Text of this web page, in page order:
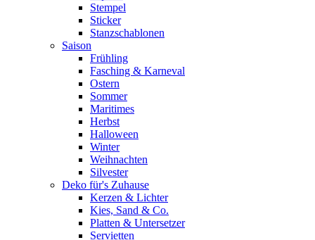
Stempel
Sticker
Stanzschablonen
Saison
Frühling
Fasching & Karneval
Ostern
Sommer
Maritimes
Herbst
Halloween
Winter
Weihnachten
Silvester
Deko für's Zuhause
Kerzen & Lichter
Kies, Sand & Co.
Platten & Untersetzer
Servietten